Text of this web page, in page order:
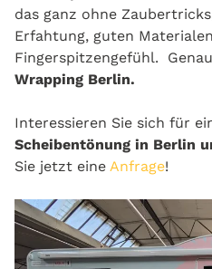
das ganz ohne
Erfahtung, guten
Fingerspitzengefühl.
Wrapping Berlin.
Interessieren Sie sich für
Scheibentönung in Berlin
Sie jetzt eine Anfrage!